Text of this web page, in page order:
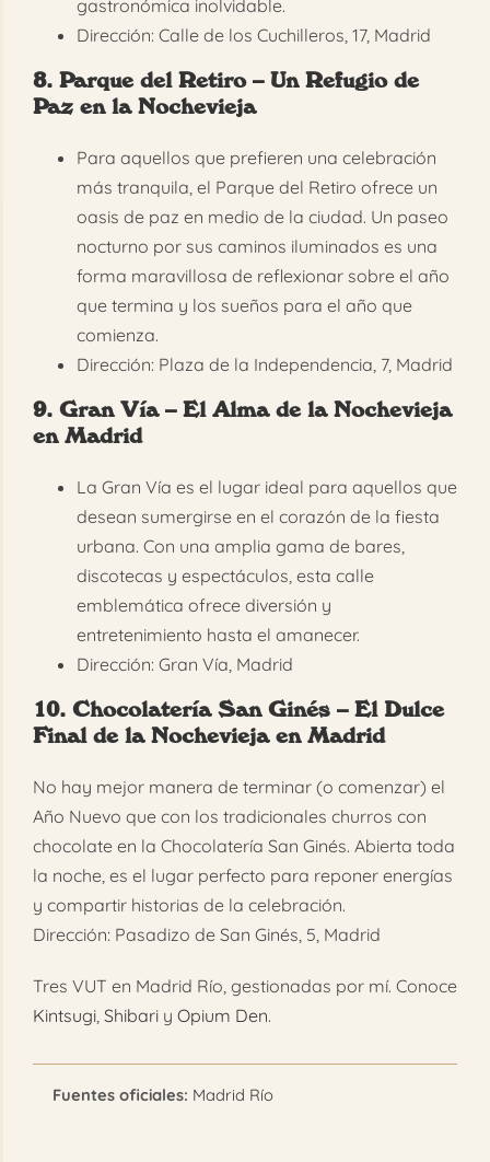
gastronómica inolvidable.
Dirección: Calle de los Cuchilleros, 17, Madrid
8. Parque del Retiro – Un Refugio de
Paz en la Nochevieja
Para aquellos que prefieren una celebración
más tranquila, el Parque del Retiro ofrece un
oasis de paz en medio de la ciudad. Un paseo
nocturno por sus caminos iluminados es una
forma maravillosa de reflexionar sobre el año
que termina y los sueños para el año que
comienza.
Dirección: Plaza de la Independencia, 7, Madrid
9. Gran Vía – El Alma de la Nochevieja
en Madrid
La Gran Vía es el lugar ideal para aquellos que
desean sumergirse en el corazón de la fiesta
urbana. Con una amplia gama de bares,
discotecas y espectáculos, esta calle
emblemática ofrece diversión y
entretenimiento hasta el amanecer.
Dirección: Gran Vía, Madrid
10. Chocolatería San Ginés – El Dulce
Final de la Nochevieja en Madrid
No hay mejor manera de terminar (o comenzar) el
Año Nuevo que con los tradicionales churros con
chocolate en la Chocolatería San Ginés. Abierta toda
la noche, es el lugar perfecto para reponer energías
y compartir historias de la celebración.
Dirección: Pasadizo de San Ginés, 5, Madrid
Tres VUT en Madrid Río, gestionadas por mí. Conoce
Kintsugi, Shibari y Opium Den.
Fuentes oficiales: Madrid Río